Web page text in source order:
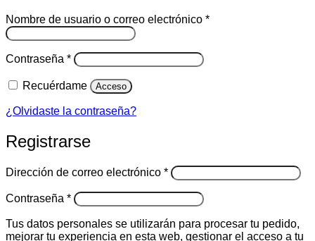
Nombre de usuario o correo electrónico *Obligatorio
Contraseña *Obligatorio
Recuérdame Acceso
¿Olvidaste la contraseña?
Registrarse
Dirección de correo electrónico *Obligatorio
Contraseña *Obligatorio
Tus datos personales se utilizarán para procesar tu pedido,
mejorar tu experiencia en esta web, gestionar el acceso a tu